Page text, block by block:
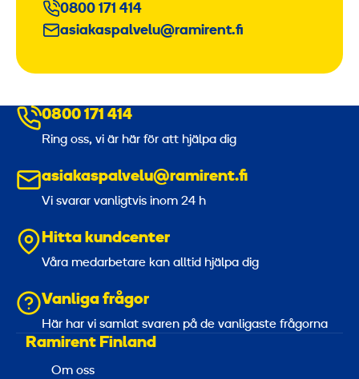
0800 171 414
asiakaspalvelu@ramirent.fi
0800 171 414
Ring oss, vi är här för att hjälpa dig
asiakaspalvelu@ramirent.fi
Vi svarar vanligtvis inom 24 h
Hitta kundcenter
Våra medarbetare kan alltid hjälpa dig
Vanliga frågor
Här har vi samlat svaren på de vanligaste frågorna
Ramirent Finland
Om oss